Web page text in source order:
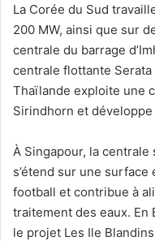
La Corée du Sud
200 MW, ainsi que sur
centrale du barrage
centrale flottante Serata
Thaïlande exploite une
Sirindhorn et
À Singapour, la
s’étend sur une
football et contribue à
traitement des eaux. En
le projet Les Ile